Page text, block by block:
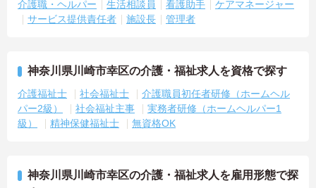
介護職・ヘルパー 生活相談員 看護助手
ケアマネージャー
サービス提供責任者
施設長 管理者
神奈川県川崎市幸区の介護・福祉求人を資格で探す
介護福祉士 社会福祉士
介護職員初任者研修（ホームヘル
パー2級）
社会福祉主事
実務者研修（ホームヘルパー1
級）
精神保健福祉士 無資格OK
神奈川県川崎市幸区の介護・福祉求人を雇用形態で探